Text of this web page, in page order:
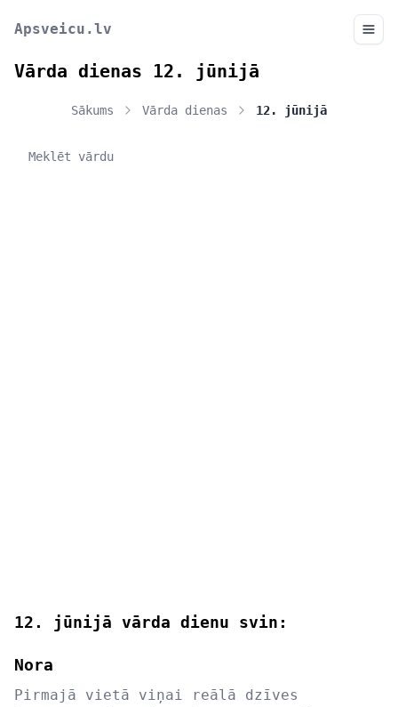
Apsveicu.lv
Vārda dienas 12. jūnijā
Sākums Vārda dienas 12. jūnijā
12. jūnijā vārda dienu svin:
Nora
Pirmajā vietā viņai reālā dzīves